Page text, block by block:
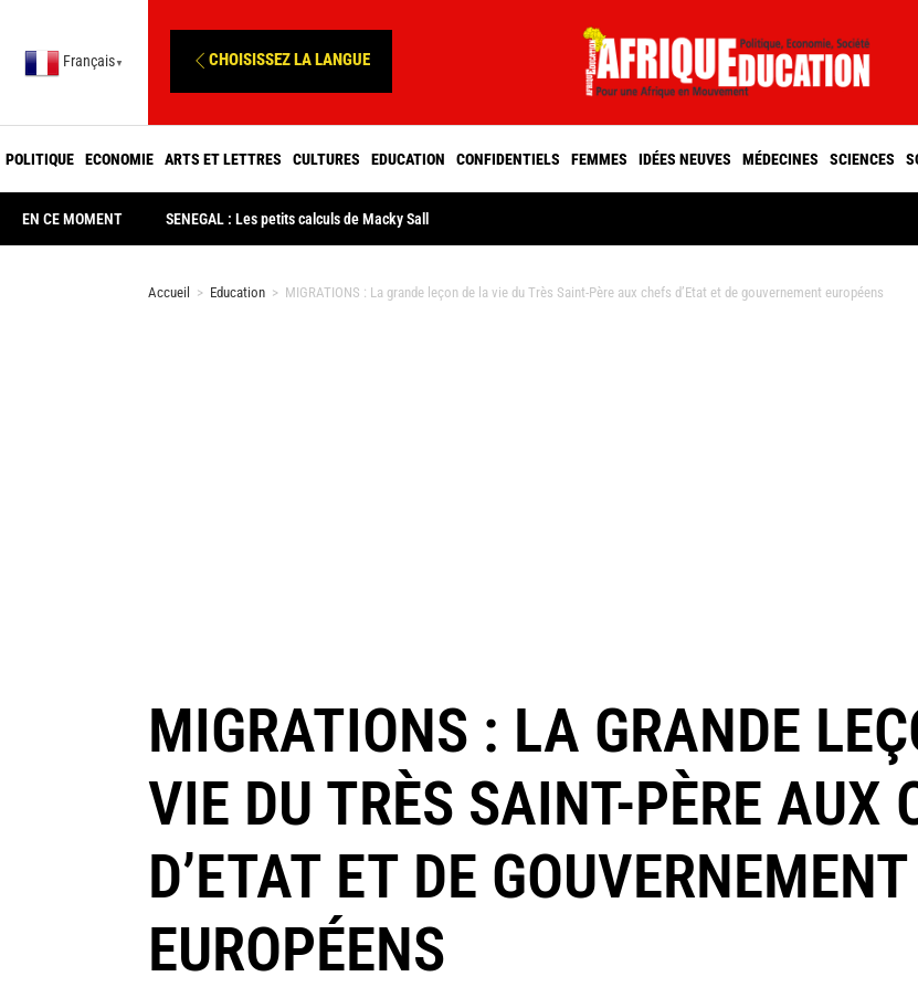
Français ▼ CHOISISSEZ LA LANGUE
POLITIQUE ECONOMIE ARTS ET LETTRES CULTURES EDUCATION CONFIDENTIELS FEMMES IDÉES NEUVES MÉDECINES SCIENCES
EN CE MOMENT SENEGAL : Les petits calculs de Macky Sall
Accueil > Education > MIGRATIONS : La grande leçon de la vie du Très Saint-Père aux chefs d’Etat et de gouvernement européens
MIGRATIONS : LA GRANDE
VIE DU TRÈS SAINT-PÈRE AUX
D’ETAT ET DE GOUVERNEMENT
EUROPÉENS